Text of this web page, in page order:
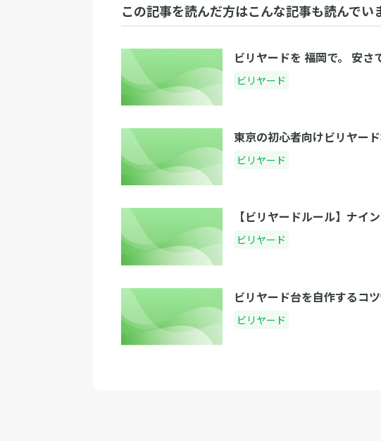
この記事を読んだ方はこんな記事も読んでい
ビリヤードを 福岡で。 安さ
ビリヤード
東京の初心者向けビリヤー
ビリヤード
【ビリヤードルール】ナイ
ビリヤード
ビリヤード台を自作するコ
ビリヤード